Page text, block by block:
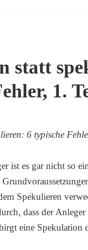
statt
1.
6 typische
ist es gar nicht so
Spekulieren
dass der
eine Spekulation